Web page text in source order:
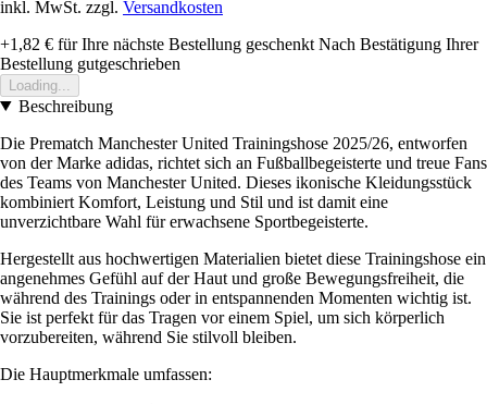
inkl. MwSt. zzgl. Versandkosten
+1,82 € für Ihre nächste Bestellung geschenkt Nach Bestätigung Ihrer
Bestellung gutgeschrieben
Loading...
Beschreibung
Die Prematch Manchester United Trainingshose 2025/26, entworfen
von der Marke adidas, richtet sich an Fußballbegeisterte und treue Fans
des Teams von Manchester United. Dieses ikonische Kleidungsstück
kombiniert Komfort, Leistung und Stil und ist damit eine
unverzichtbare Wahl für erwachsene Sportbegeisterte.
Hergestellt aus hochwertigen Materialien bietet diese Trainingshose ein
angenehmes Gefühl auf der Haut und große Bewegungsfreiheit, die
während des Trainings oder in entspannenden Momenten wichtig ist.
Sie ist perfekt für das Tragen vor einem Spiel, um sich körperlich
vorzubereiten, während Sie stilvoll bleiben.
Die Hauptmerkmale umfassen: